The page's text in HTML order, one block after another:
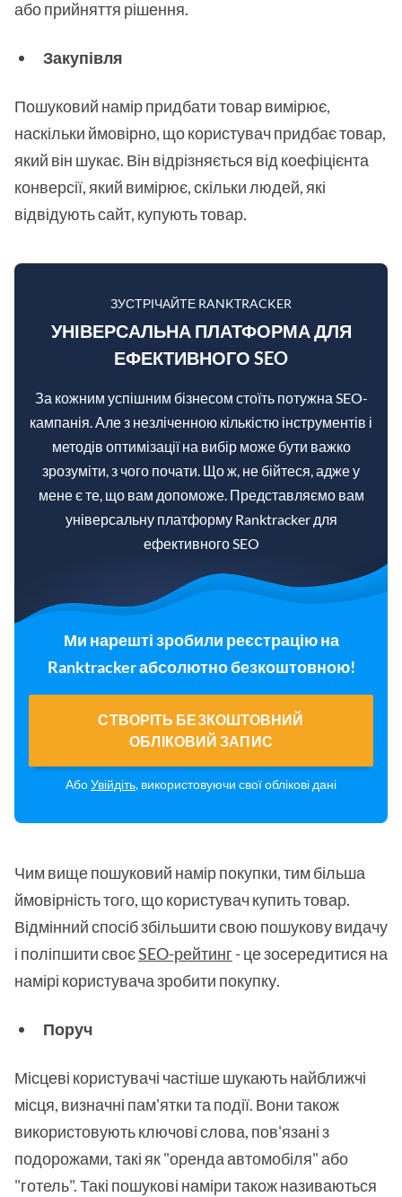
або прийняття рішення.
Закупівля
Пошуковий намір придбати товар вимірює,
наскільки ймовірно, що користувач придбає товар,
який він шукає. Він відрізняється від коефіцієнта
конверсії, який вимірює, скільки людей, які
відвідують сайт, купують товар.
ЗУСТРІЧАЙТЕ RANKTRACKER
УНІВЕРСАЛЬНА ПЛАТФОРМА ДЛЯ
ЕФЕКТИВНОГО SEO
За кожним успішним бізнесом стоїть потужна SEO-
кампанія. Але з незліченною кількістю інструментів і
методів оптимізації на вибір може бути важко
зрозуміти, з чого почати. Що ж, не бійтеся, адже у
мене є те, що вам допоможе. Представляємо вам
універсальну платформу Ranktracker для
ефективного SEO
Ми нарешті зробили реєстрацію на
Ranktracker абсолютно безкоштовною!
СТВОРІТЬ БЕЗКОШТОВНИЙ
ОБЛІКОВИЙ ЗАПИС
АбоУвійдіть, використовуючи свої облікові дані
Чим вище пошуковий намір покупки, тим більша
ймовірність того, що користувач купить товар.
Відмінний спосіб збільшити свою пошукову видачу
і поліпшити своєSEO-рейтинг - це зосередитися на
намірі користувача зробити покупку.
Поруч
Місцеві користувачі частіше шукають найближчі
місця, визначні пам'ятки та події. Вони також
використовують ключові слова, пов'язані з
подорожами, такі як "оренда автомобіля" або
"готель". Такі пошукові наміри також називаються